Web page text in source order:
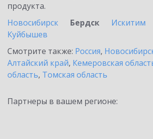
продукта.
Новосибирск
Бердск Искитим
Куйбышев
Смотрите также: Россия,
Алтайский край, Кемеровская
область, Томская область
Партнеры в вашем регионе: